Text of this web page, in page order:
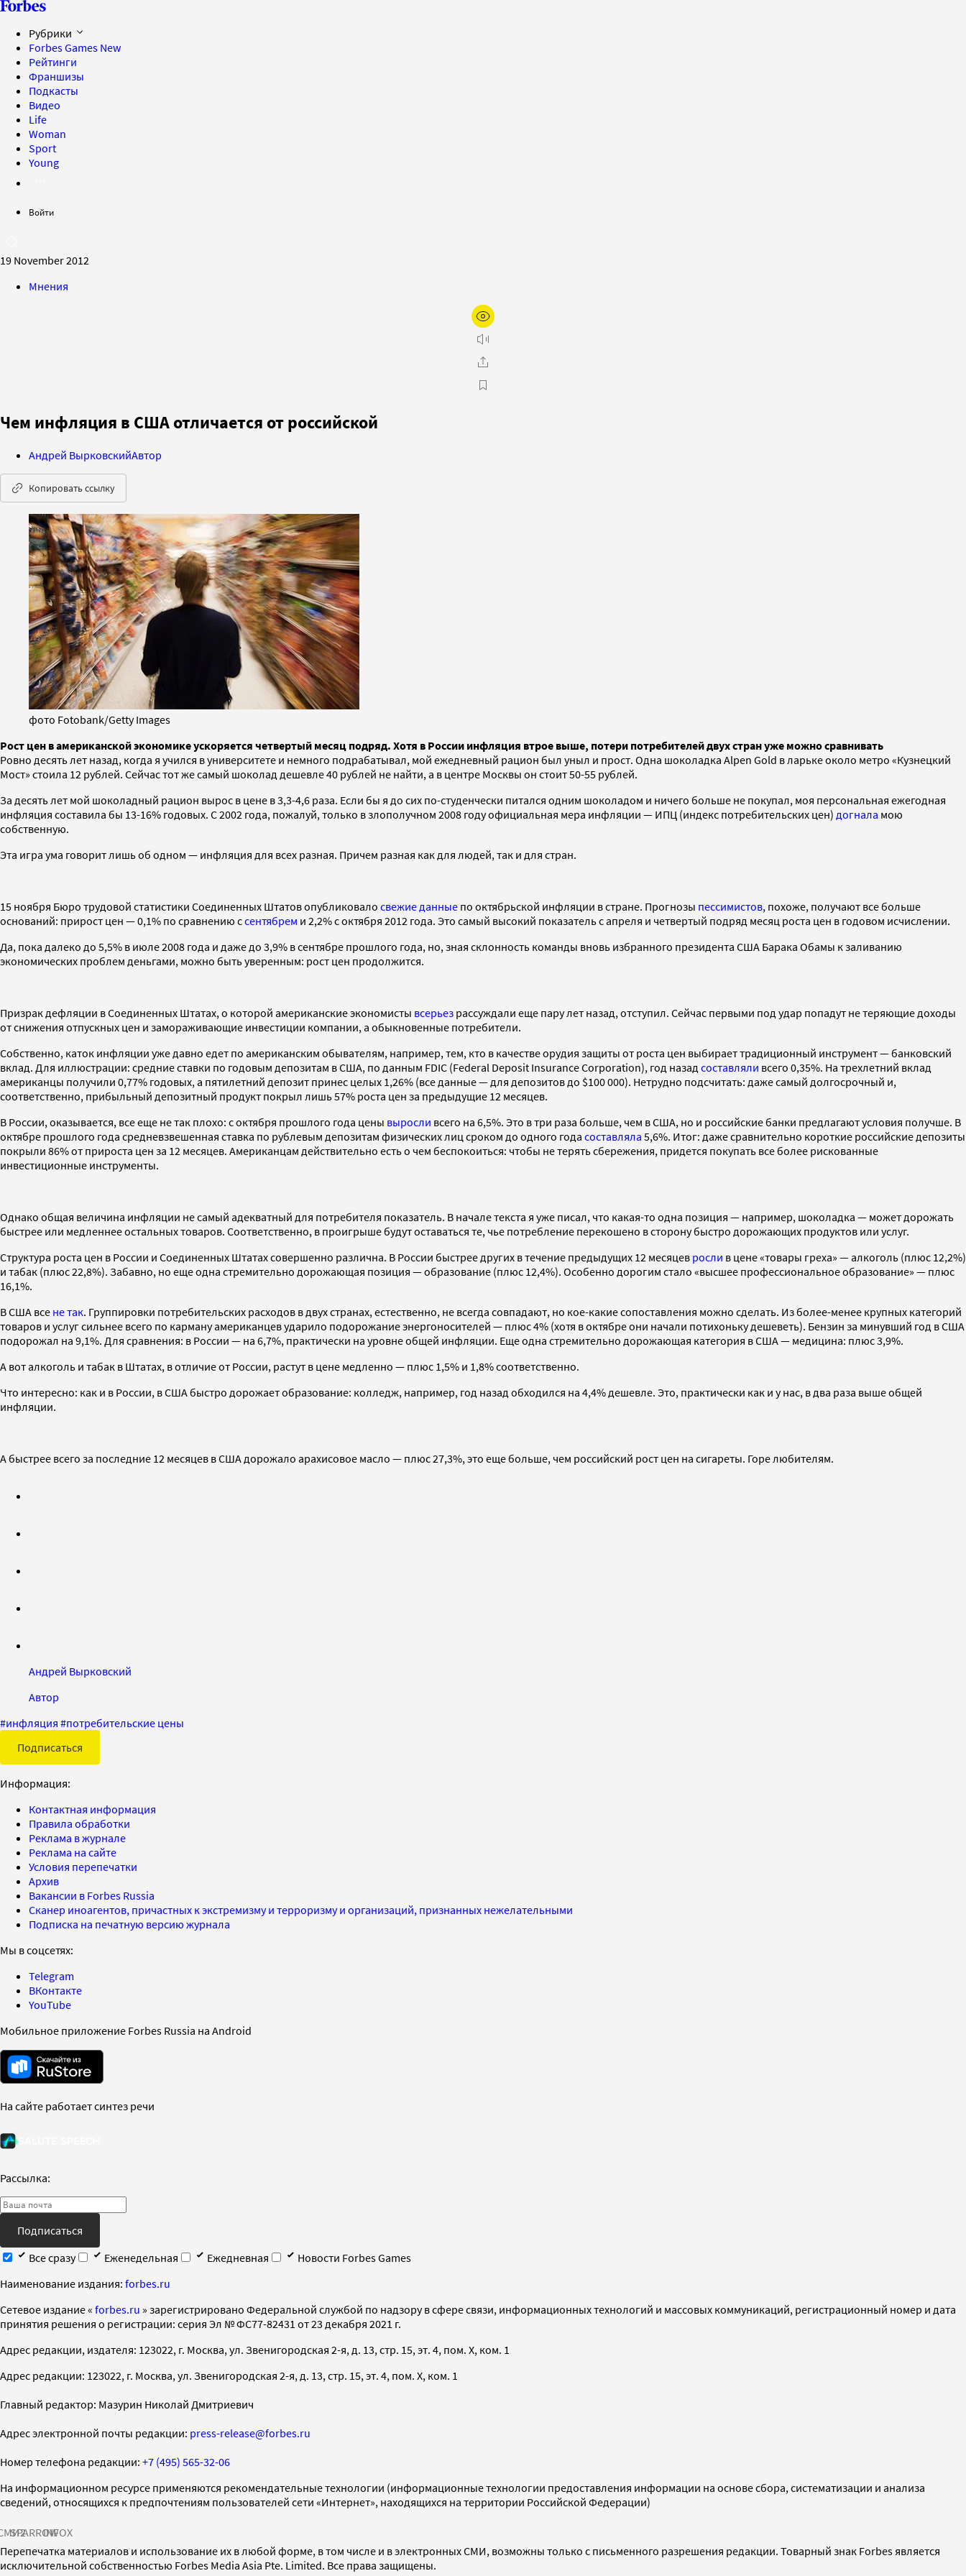
Рубрики
Forbes Games New
Рейтинги
Франшизы
Подкасты
Видео
Life
Woman
Sport
Young
Войти
19 November 2012
Мнения
Чем инфляция в США отличается от российской
Андрей ВырковскийАвтор
Копировать ссылку
фото Fotobank/Getty Images
Рост цен в американской экономике ускоряется четвертый месяц подряд. Хотя в России инфляция втрое выше, потери потребителей двух стран уже можно сравнивать
Ровно десять лет назад, когда я учился в университете и немного подрабатывал, мой ежедневный рацион был уныл и прост. Одна шоколадка Alpen Gold в ларьке около метро «Кузнецкий
Мост» стоила 12 рублей. Сейчас тот же самый шоколад дешевле 40 рублей не найти, а в центре Москвы он стоит 50-55 рублей.
За десять лет мой шоколадный рацион вырос в цене в 3,3-4,6 раза. Если бы я до сих по-студенчески питался одним шоколадом и ничего больше не покупал, моя персональная ежегодная
инфляция составила бы 13-16% годовых. С 2002 года, пожалуй, только в злополучном 2008 году официальная мера инфляции — ИПЦ (индекс потребительских цен) догнала мою
собственную.
Эта игра ума говорит лишь об одном — инфляция для всех разная. Причем разная как для людей, так и для стран.
15 ноября Бюро трудовой статистики Соединенных Штатов опубликовало свежие данные по октябрьской инфляции в стране. Прогнозы пессимистов, похоже, получают все больше
оснований: прирост цен — 0,1% по сравнению ссентябрем и 2,2% с октября 2012 года. Это самый высокий показатель с апреля и четвертый подряд месяц роста цен в годовом исчислении.
Да, пока далеко до 5,5% в июле 2008 года и даже до 3,9% в сентябре прошлого года, но, зная склонность команды вновь избранного президента США Барака Обамы к заливанию
экономических проблем деньгами, можно быть уверенным: рост цен продолжится.
Призрак дефляции в Соединенных Штатах, о которой американские экономисты всерьез рассуждали еще пару лет назад, отступил. Сейчас первыми под удар попадут не теряющие доходы
от снижения отпускных цен и замораживающие инвестиции компании, а обыкновенные потребители.
Собственно, каток инфляции уже давно едет по американским обывателям, например, тем, кто в качестве орудия защиты от роста цен выбирает традиционный инструмент — банковский
вклад. Для иллюстрации: средние ставки по годовым депозитам в США, по данным FDIC (Federal Deposit Insurance Corporation), год назад составляли всего 0,35%. На трехлетний вклад
американцы получили 0,77% годовых, а пятилетний депозит принес целых 1,26% (все данные — для депозитов до $100 000). Нетрудно подсчитать: даже самый долгосрочный и,
соответственно, прибыльный депозитный продукт покрыл лишь 57% роста цен за предыдущие 12 месяцев.
В России, оказывается, все еще не так плохо: с октября прошлого года цены выросли всего на 6,5%. Это в три раза больше, чем в США, но и российские банки предлагают условия получше. В
октябре прошлого года средневзвешенная ставка по рублевым депозитам физических лиц сроком до одного года составляла 5,6%. Итог: даже сравнительно короткие российские депозиты
покрыли 86% от прироста цен за 12 месяцев. Американцам действительно есть о чем беспокоиться: чтобы не терять сбережения, придется покупать все более рискованные
инвестиционные инструменты.
Однако общая величина инфляции не самый адекватный для потребителя показатель. В начале текста я уже писал, что какая-то одна позиция — например, шоколадка — может дорожать
быстрее или медленнее остальных товаров. Соответственно, в проигрыше будут оставаться те, чье потребление перекошено в сторону быстро дорожающих продуктов или услуг.
Структура роста цен в России и Соединенных Штатах совершенно различна. В России быстрее других в течение предыдущих 12 месяцев росли в цене «товары греха» — алкоголь (плюс 12,2%)
и табак (плюс 22,8%). Забавно, но еще одна стремительно дорожающая позиция — образование (плюс 12,4%). Особенно дорогим стало «высшее профессиональное образование» — плюс
16,1%.
В США все не так. Группировки потребительских расходов в двух странах, естественно, не всегда совпадают, но кое-какие сопоставления можно сделать. Из более-менее крупных категорий
товаров и услуг сильнее всего по карману американцев ударило подорожание энергоносителей — плюс 4% (хотя в октябре они начали потихоньку дешеветь). Бензин за минувший год в США
подорожал на 9,1%. Для сравнения: в России — на 6,7%, практически на уровне общей инфляции. Еще одна стремительно дорожающая категория в США — медицина: плюс 3,9%.
А вот алкоголь и табак в Штатах, в отличие от России, растут в цене медленно — плюс 1,5% и 1,8% соответственно.
Что интересно: как и в России, в США быстро дорожает образование: колледж, например, год назад обходился на 4,4% дешевле. Это, практически как и у нас, в два раза выше общей
инфляции.
А быстрее всего за последние 12 месяцев в США дорожало арахисовое масло — плюс 27,3%, это еще больше, чем российский рост цен на сигареты. Горе любителям.
Андрей Вырковский
Автор
#инфляция #потребительские цены
Подписаться
Информация:
Контактная информация
Правила обработки
Реклама в журнале
Реклама на сайте
Условия перепечатки
Архив
Вакансии в Forbes Russia
Сканер иноагентов, причастных к экстремизму и терроризму и организаций, признанных нежелательными
Подписка на печатную версию журнала
Мы в соцсетях:
Telegram
ВКонтакте
YouTube
Мобильное приложение Forbes Russia на Android
На сайте работает синтез речи
Рассылка:
Подписаться
Все сразу
Еженедельная Ежедневная
Новости Forbes Games
Наименование издания: forbes.ru
Cетевое издание « forbes.ru » зарегистрировано Федеральной службой по надзору в сфере связи, информационных технологий и массовых коммуникаций, регистрационный номер и дата
принятия решения о регистрации: серия Эл № ФС77-82431 от 23 декабря 2021 г.
Адрес редакции, издателя: 123022, г. Москва, ул. Звенигородская 2-я, д. 13, стр. 15, эт. 4, пом. X, ком. 1
Адрес редакции: 123022, г. Москва, ул. Звенигородская 2-я, д. 13, стр. 15, эт. 4, пом. X, ком. 1
Главный редактор: Мазурин Николай Дмитриевич
Адрес электронной почты редакции: press-release@forbes.ru
Номер телефона редакции: +7 (495) 565-32-06
На информационном ресурсе применяются рекомендательные технологии (информационные технологии предоставления информации на основе сбора, систематизации и анализа
сведений, относящихся к предпочтениям пользователей сети «Интернет», находящихся на территории Российской Федерации)
SPARROWINFOX
Перепечатка материалов и использование их в любой форме, в том числе и в электронных СМИ, возможны только с письменного разрешения редакции. Товарный знак Forbes является
исключительной собственностью Forbes Media Asia Pte. Limited. Все права защищены.